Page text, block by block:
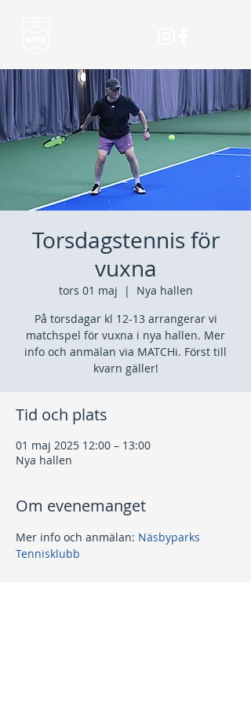
Torsdagstennis för
vuxna
tors 01 maj
  |
Nya hallen
På torsdagar kl 12-13 arrangerar vi
matchspel för vuxna i nya hallen. Mer
info och anmälan via MATCHi. Först till
kvarn gäller!
Tid och plats
01 maj 2025 12:00 – 13:00
Nya hallen
Om evenemanget
Mer info och anmälan: Näsbyparks
Tennisklubb